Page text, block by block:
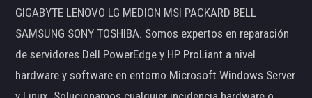
GIGABYTE LENOVO LG MEDION MSI PACKARD BELL
SAMSUNG SONY TOSHIBA. Somos expertos en reparación
de servidores Dell PowerEdge y HP ProLiant a nivel
hardware y software en entorno Microsoft Windows Server